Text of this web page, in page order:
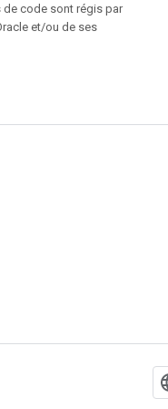
de code sont régis par
et/ou de ses